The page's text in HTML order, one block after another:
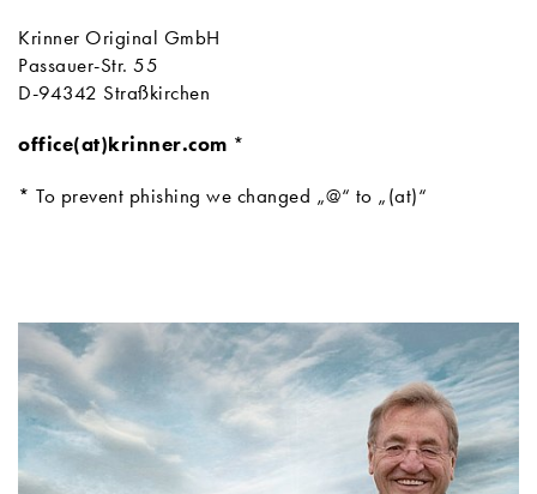
Krinner Original GmbH
Passauer-Str. 55
D-94342 Straßkirchen
office(at)krinner.com *
* To prevent phishing we changed „@“ to „(at)“